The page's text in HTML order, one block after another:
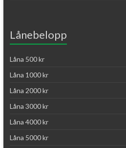
Lånebelopp
Låna 500 kr
Låna 1000 kr
Låna 2000 kr
Låna 3000 kr
Låna 4000 kr
Låna 5000 kr